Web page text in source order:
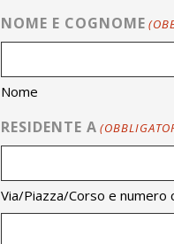
NOME E COGNOME
Nome
RESIDENTE A
Via/Piazza/Corso e numero